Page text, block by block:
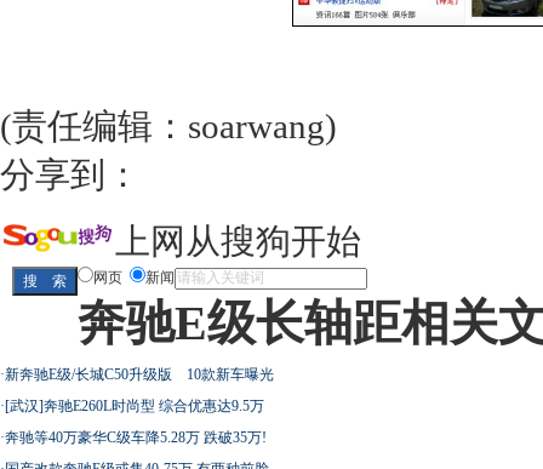
(责任编辑：soarwang)
分享到：
上网从搜狗开始
网页 新闻
奔驰E级长轴距相关
·新奔驰E级/长城C50升级版 10款新车曝光
·[武汉]奔驰E260L时尚型 综合优惠达9.5万
·奔驰等40万豪华C级车降5.28万 跌破35万!